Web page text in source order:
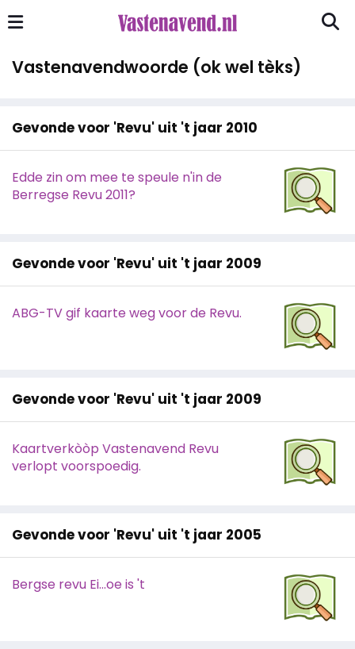
Vastenavendwoorde (ok wel tèks)
Gevonde voor 'Revu' uit 't jaar 2010
Edde zin om mee te speule n'in de
Berregse Revu 2011?
Gevonde voor 'Revu' uit 't jaar 2009
ABG-TV gif kaarte weg voor de Revu.
Gevonde voor 'Revu' uit 't jaar 2009
Kaartverkòòp Vastenavend Revu
verlopt voorspoedig.
Gevonde voor 'Revu' uit 't jaar 2005
Bergse revu Ei...oe is 't